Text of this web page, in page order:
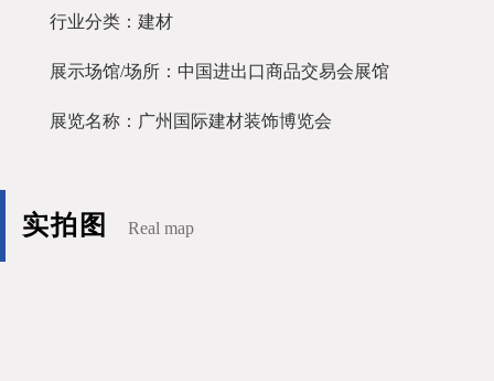
行业分类：建材
展示场馆/场所：中国进出口商品交易会展馆
展览名称：广州国际建材装饰博览会
实拍图 Real map